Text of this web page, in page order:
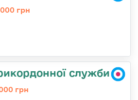
грн
служби
грн